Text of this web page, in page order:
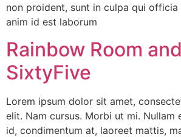
non proident, sunt in culpa qui
anim id est laborum
Rainbow Room and
SixtyFive
Lorem ipsum dolor sit amet,
elit. Nam cursus. Morbi ut mi. Nullam
id, condimentum at, laoreet mattis,